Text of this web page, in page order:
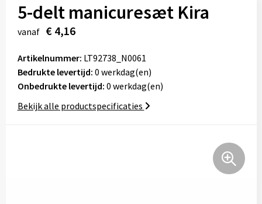
Handdoeken & Dekens
Relatiegeschenken
5-delt manicuresæt Kira
vanaf € 4,16
Artikelnummer: LT92738_N0061
Bedrukte levertijd: 0 werkdag(en)
Onbedrukte levertijd: 0 werkdag(en)
Bekijk alle productspecificaties